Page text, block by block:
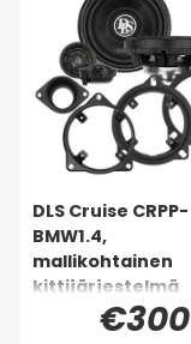
DLS Cruise CRPP-
BMW1.4,
mallikohtainen
kittijärjestelmä
BMW:lle€300